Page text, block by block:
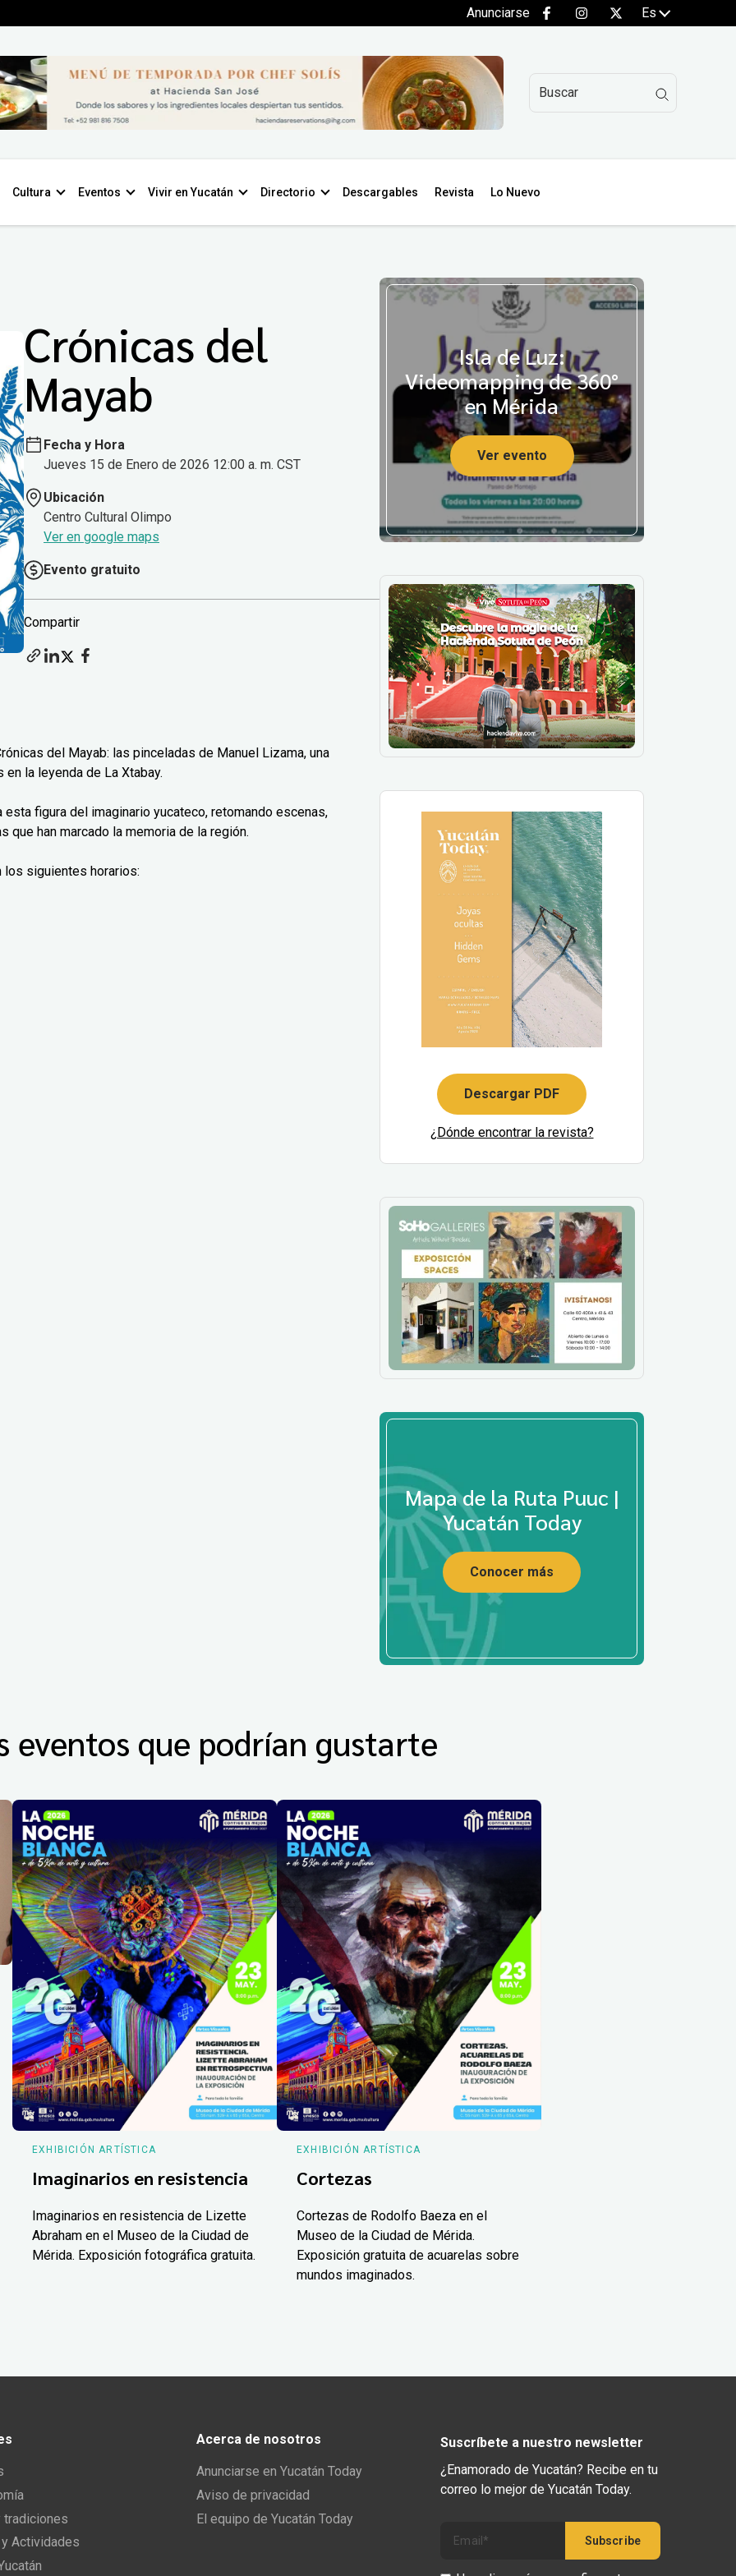
Anunciarse Es
Cultura Eventos Vivir en Yucatán Directorio Descargables Revista Lo Nuevo
Crónicas del
Mayab
Fecha y Hora
Jueves 15 de Enero de 2026 12:00 a. m. CST
Ubicación
Centro Cultural Olimpo
Ver en google maps
Evento gratuito
Compartir
del Mayab: las pinceladas de Manuel Lizama, una
la leyenda de La Xtabay.
figura del imaginario yucateco, retomando escenas,
han marcado la memoria de la región.
siguientes horarios:
Isla de Luz:
Videomapping de 360°
en Mérida
Ver evento
Descargar PDF
¿Dónde encontrar la revista?
Mapa de la Ruta Puuc |
Yucatán Today
Conocer más
eventos que podrían gustarte
EXHIBICIÓN ARTÍSTICA
Imaginarios en resistencia
Imaginarios en resistencia de Lizette
Abraham en el Museo de la Ciudad de
Mérida. Exposición fotográfica gratuita.
EXHIBICIÓN ARTÍSTICA
Cortezas
Cortezas de Rodolfo Baeza en el
Museo de la Ciudad de Mérida.
Exposición gratuita de acuarelas sobre
mundos imaginados.
tradiciones
Actividades
Acerca de nosotros
Anunciarse en Yucatán Today
Aviso de privacidad
El equipo de Yucatán Today
Suscríbete a nuestro newsletter
¿Enamorado de Yucatán? Recibe en tu
correo lo mejor de Yucatán Today.